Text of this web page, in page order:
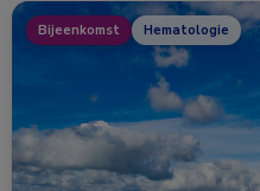
Bijeenkomst Hematologie